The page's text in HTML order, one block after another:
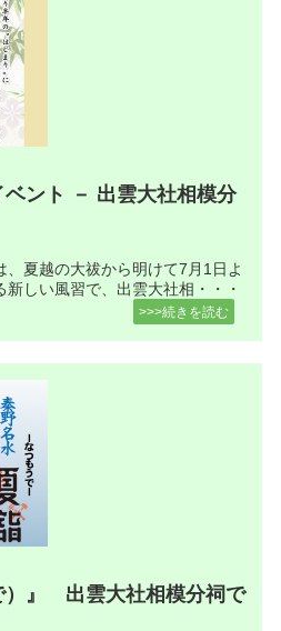
ベント － 出雲大社相模分
、夏越の大祓から明けて7月1日よ
新しい風習で、出雲大社相・・・
>>>続きを読む
）』 出雲大社相模分祠で